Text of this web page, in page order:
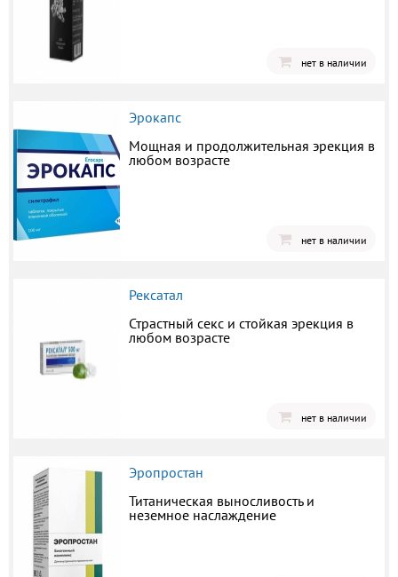
нет в наличии
Эрокапс
Мощная и продолжительная эрекция в
любом возрасте
нет в наличии
Рексатал
Страстный секс и стойкая эрекция в
любом возрасте
нет в наличии
Эропростан
Титаническая выносливость и
неземное наслаждение